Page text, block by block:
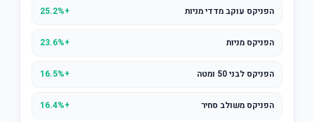
הפניקס עוקב מדדי מניות +25.2%
הפניקס מניות +23.6%
הפניקס לבני 50 ומטה +16.5%
הפניקס משולב סחיר +16.4%